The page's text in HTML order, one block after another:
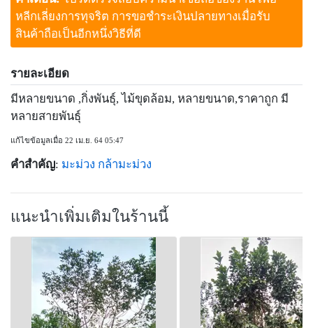
หลีกเลี่ยงการทุจริต การขอชำระเงินปลายทางเมื่อรับ
สินค้าถือเป็นอีกหนึ่งวิธีที่ดี
รายละเอียด
มีหลายขนาด ,กิ่งพันธุ์, ไม้ขุดล้อม, หลายขนาด,ราคาถูก มี
หลายสายพันธุ์
แก้ไขข้อมูลเมื่อ 22 เม.ย. 64 05:47
คำสำคัญ: มะม่วง กล้ามะม่วง
แนะนำเพิ่มเติมในร้านนี้